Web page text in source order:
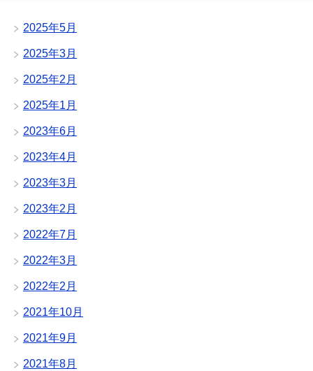
2025年5月
2025年3月
2025年2月
2025年1月
2023年6月
2023年4月
2023年3月
2023年2月
2022年7月
2022年3月
2022年2月
2021年10月
2021年9月
2021年8月